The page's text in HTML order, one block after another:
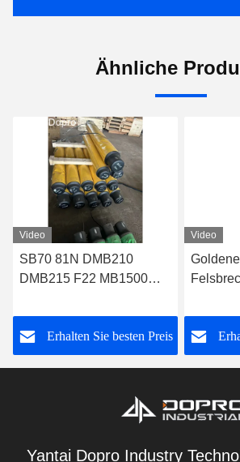
Ähnliche
Video
SB70 81N DMB210
DMB215 F22 MB1500
individuell
Erhalten Sie besten Preis
Video
Nahen
Yantai Dopro Industry